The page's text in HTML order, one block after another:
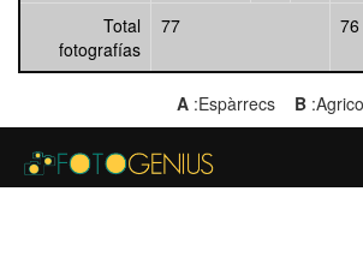
Total
fotografías
77 76
A:Espàrrecs B